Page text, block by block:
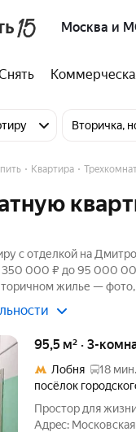
Москва и
Вторичка,
Квартира
с отделкой на
350 000 ₽ до 95 000
жилье —
95,5 м² · 3-
Лобня
18 мин.
посёлок
Простор для
Адpec: